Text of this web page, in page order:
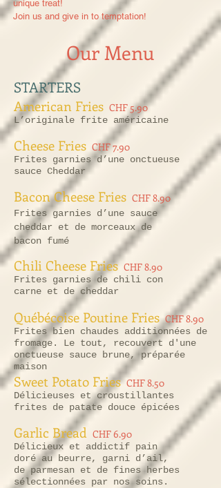
unique treat!
Join us and give in to temptation!
Our Menu
STARTERS
American Fries CHF 5.90
L’originale frite américaine
Cheese Fries CHF 7.90
Frites garnies d’une onctueuse
sauce Cheddar
Bacon Cheese Fries CHF 8.90
Frites garnies d’une sauce
cheddar et de morceaux de
bacon fumé
Chili Cheese Fries CHF 8.90
Frites garnies de chili con
carne et de cheddar
Québécoise Poutine Fries CHF 8.90
Frites bien chaudes additionnées de
fromage. Le tout, recouvert d'une
onctueuse sauce brune, préparée
maison
Sweet Potato Fries CHF 8.50
Délicieuses et croustillantes
frites de patate douce épicées
Garlic Bread CHF 6.90
Délicieux et addictif pain
doré au beurre, garni d’ail,
de parmesan et de fines herbes
sélectionnées par nos soins.